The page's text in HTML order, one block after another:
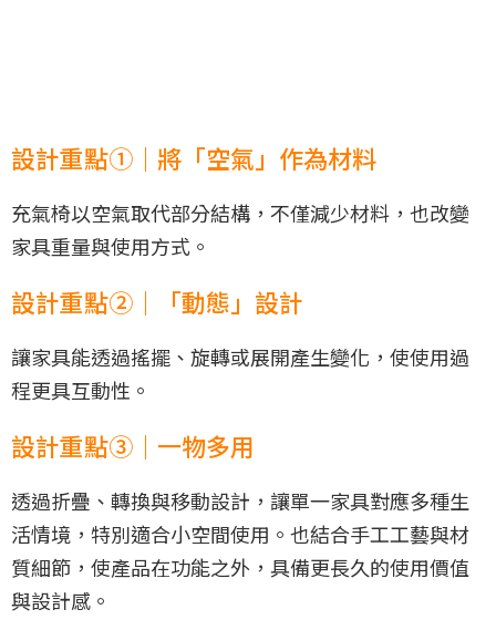
設計重點①｜將「空氣」作為材料
充氣椅以空氣取代部分結構，不僅減少材料，也改變
家具重量與使用方式。
設計重點②｜「動態」設計
讓家具能透過搖擺、旋轉或展開產生變化，使使用過
程更具互動性。
設計重點③｜一物多用
透過折疊、轉換與移動設計，讓單一家具對應多種生
活情境，特別適合小空間使用。也結合手工工藝與材
質細節，使產品在功能之外，具備更長久的使用價值
與設計感。